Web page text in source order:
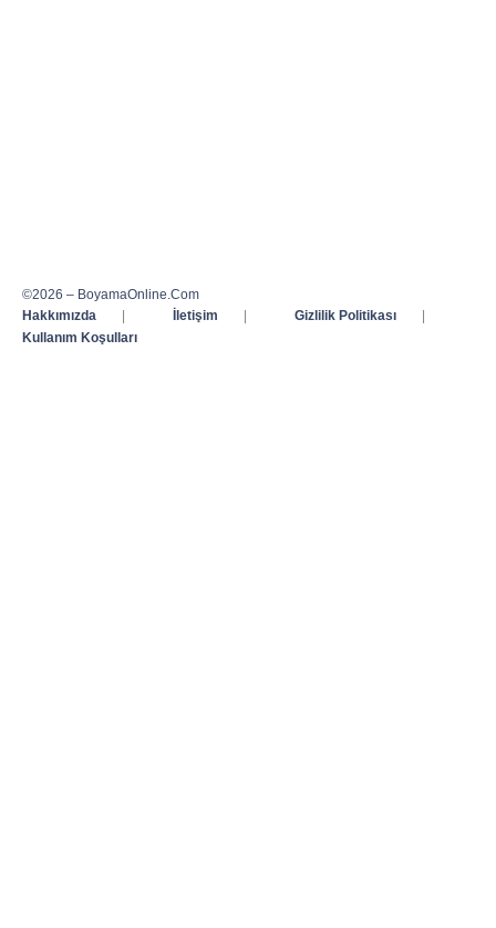
©2026 – BoyamaOnline.Com
Hakkımızda
| İletişim | Gizlilik Politikası
|
Kullanım Koşulları